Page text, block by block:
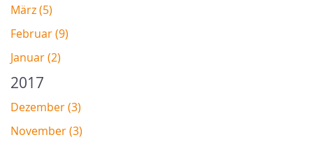
März (5)
Februar (9)
Januar (2)
2017
Dezember (3)
November (3)